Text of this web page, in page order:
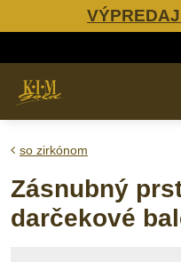
so zirkónom
Zásnubný
darčekové